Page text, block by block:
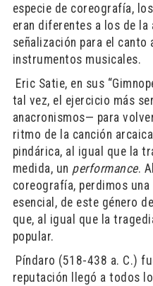
especie de coreografía,
eran diferentes a los de la
señalización para el canto
instrumentos musicales.
Eric Satie, en sus
tal vez, el ejercicio más
anacronismos— para
ritmo de la canción
pindárica, al igual que la
medida, un performance.
coreografía, perdimos
esencial, de este género
que, al igual que la
popular.
Píndaro (518-438 a. C.)
reputación llegó a todos